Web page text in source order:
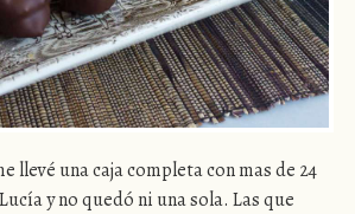
llevé una caja completa con mas de 24
y no quedó ni una sola. Las que